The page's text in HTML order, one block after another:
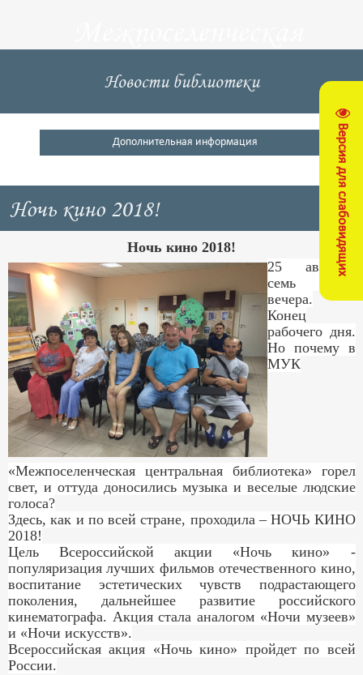
Версия для слабовидящих
центральная
библиотека
Кущевский район
Новости библиотеки
Дополнительная информация
Ночь кино 2018!
Ночь кино 2018!
25 августа,
семь часов
вечера.
Конец
рабочего дня.
Но почему в
МУК
«Межпоселенческая центральная библиотека» горел
свет, и оттуда доносились музыка и веселые людские
голоса?
Здесь, как и по всей стране, проходила – НОЧЬ КИНО
2018!
Цель Всероссийской акции «Ночь кино» -
популяризация лучших фильмов отечественного кино,
воспитание эстетических чувств подрастающего
поколения, дальнейшее развитие российского
кинематографа. Акция стала аналогом «Ночи музеев»
и «Ночи искусств».
Всероссийская акция «Ночь кино» пройдет по всей
России.